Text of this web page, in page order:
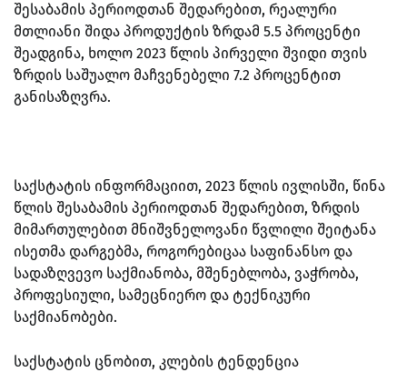
შესაბამის პერიოდთან შედარებით, რეალური
მთლიანი შიდა პროდუქტის ზრდამ 5.5 პროცენტი
შეადგინა, ხოლო 2023 წლის პირველი შვიდი თვის
ზრდის საშუალო მაჩვენებელი 7.2 პროცენტით
განისაზღვრა.
საქსტატის ინფორმაციით, 2023 წლის ივლისში, წინა
წლის შესაბამის პერიოდთან შედარებით, ზრდის
მიმართულებით მნიშვნელოვანი წვლილი შეიტანა
ისეთმა დარგებმა, როგორებიცაა საფინანსო და
სადაზღვევო საქმიანობა, მშენებლობა, ვაჭრობა,
პროფესიული, სამეცნიერო და ტექნიკური
საქმიანობები.
საქსტატის ცნობით, კლების ტენდენცია